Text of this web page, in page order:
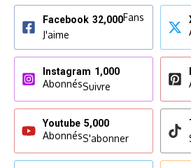
Facebook 32,000Fans
J'aime
Instagram 1,000
AbonnésSuivre
Youtube 5,000
AbonnésS'abonner